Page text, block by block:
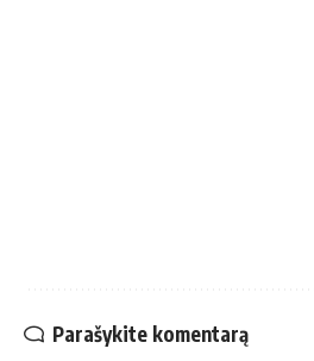
Parašykite komentarą